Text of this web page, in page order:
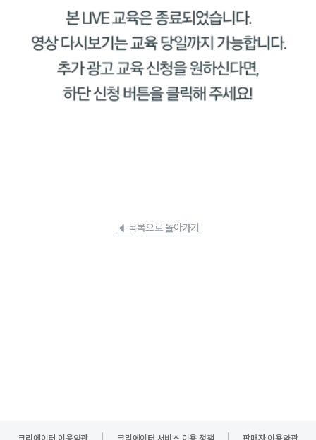
목록으로 돌아가기